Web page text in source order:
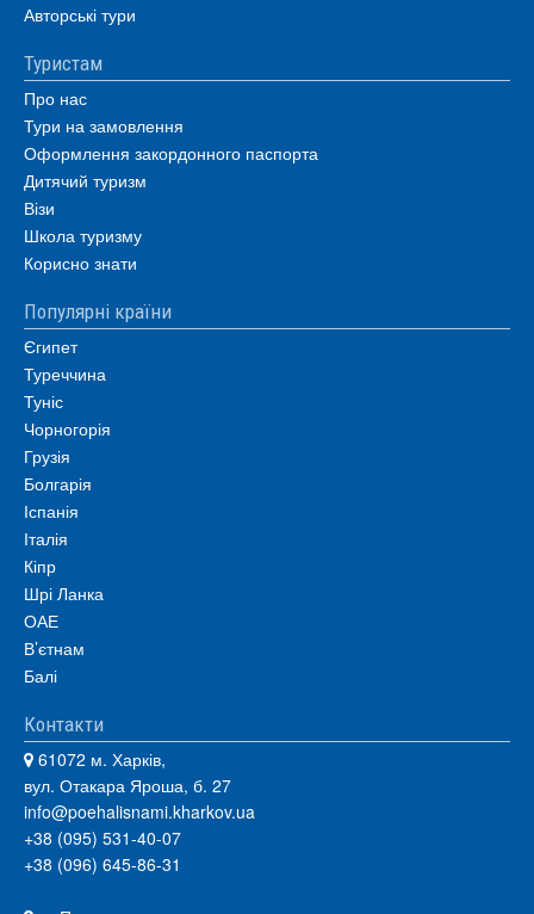
Авторські тури
Туристам
Про нас
Тури на замовлення
Оформлення закордонного паспорта
Дитячий туризм
Візи
Школа туризму
Корисно знати
Популярні країни
Єгипет
Туреччина
Туніс
Чорногорія
Грузія
Болгарія
Іспанія
Італія
Кіпр
Шрі Ланка
ОАЕ
В’єтнам
Балі
Контакти
61072 м. Харків,
вул. Отакара Яроша, б. 27
info@poehalisnami.kharkov.ua
+38 (095) 531-40-07
+38 (096) 645-86-31